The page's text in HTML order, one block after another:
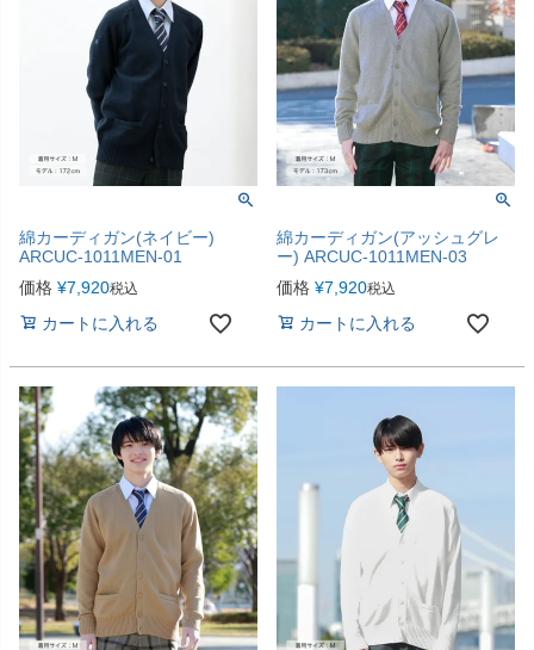
綿カーディガン(ネイビー)
ARCUC-1011MEN-01
価格 ¥7,920税込
カートに入れる
綿カーディガン(アッシュグレ
ー) ARCUC-1011MEN-03
価格 ¥7,920税込
カートに入れる